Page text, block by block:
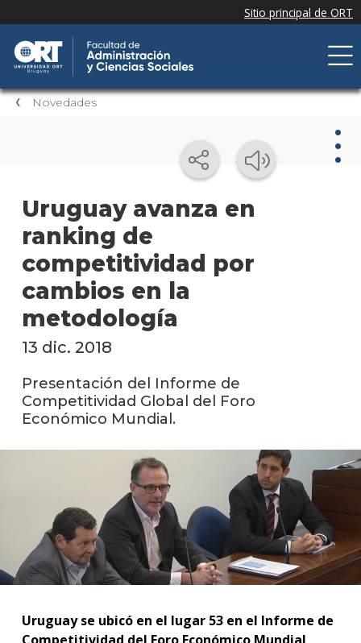
Novedades
Uruguay avanza en
ranking de
competitividad por
cambios en la
metodología
en
los
Blog
de la
13 dic. 2018
Presentación del Informe de
Competitividad Global del Foro
Económico Mundial.
Uruguay se ubicó en el lugar 53 en el Informe de